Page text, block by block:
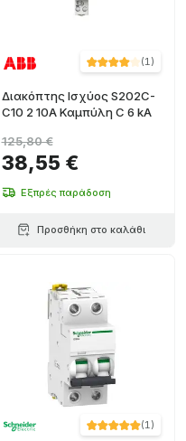
(1)
Διακόπτης Ισχύος S202C-
C10 2 10A Καμπύλη C 6 kA
38,55 €
125,80 €
Εξπρές παράδοση
Προσθήκη στο καλάθι
(1)